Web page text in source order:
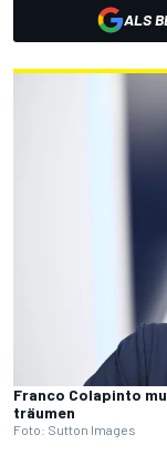
ALS
Franco Colapinto
träumen
Foto: Sutton Images